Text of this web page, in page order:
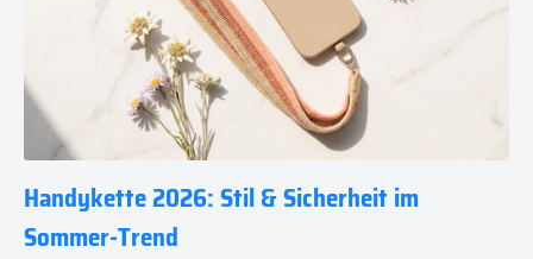
Handykette 2026: Stil & Sicherheit im
Sommer-Trend